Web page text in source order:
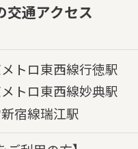
交通アクセス
トロ東西線行徳駅
トロ東西線妙典駅
宿線瑞江駅